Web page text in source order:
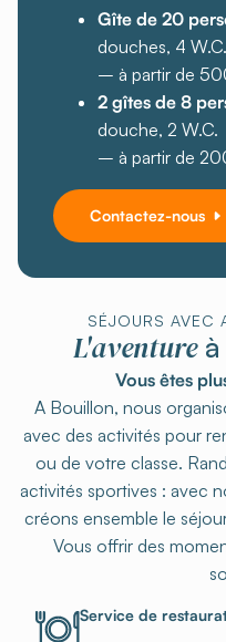
Gîte de 20
douches, 4 W.C.
– à partir de
2 gîtes de 8
douche, 2 W.C.
– à partir de
Contactez-nous
SÉJOURS AVEC
L'aventureà
Vous êtes
A Bouillon, nous
avec des activités pour
ou de votre classe.
activités sportives : avec
créons ensemble le
Vous offrir des
Service de